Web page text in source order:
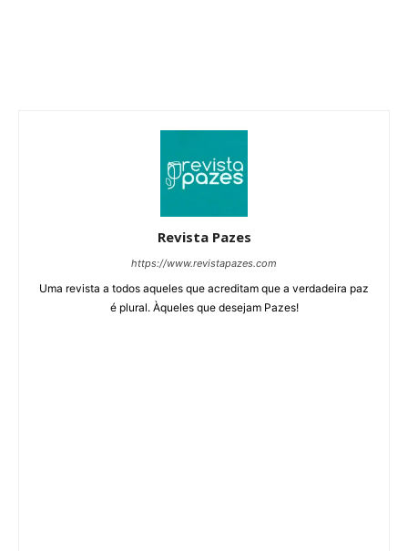
Revista Pazes
https://www.revistapazes.com
Uma revista a todos aqueles que acreditam que a verdadeira paz
é plural. Àqueles que desejam Pazes!